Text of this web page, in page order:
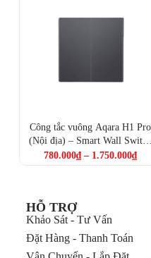
Đặc điểm nổi bật của
Điều khiển đồng thời ba
Công tắc vuông Aqara H1 Pro
(Nội địa) – Smart Wall Switch
H1 Pro Black (WS-K23D)
780.000₫ – 1.750.000₫
HỖ TRỢ
Khảo Sát - Tư Vấn
Đặt Hàng - Thanh Toán